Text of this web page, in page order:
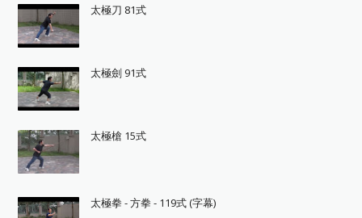
太極刀 81式
太極劍 91式
太極槍 15式
太極拳 - 方拳 - 119式 (字幕)